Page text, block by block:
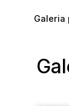
Galeria